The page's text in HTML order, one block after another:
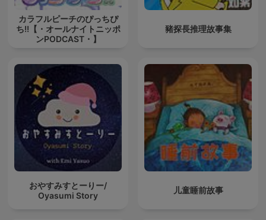
カラフルピーチのぴっちぴ
ち!!【・オールナイトニッポ
ンPODCAST・】
豬探長推理故事集
おやすみすとーりー/
Oyasumi Story
儿童睡前故事